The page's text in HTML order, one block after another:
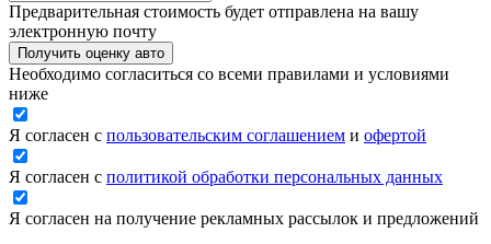
Предварительная стоимость будет отправлена на вашу
электронную почту
Получить оценку авто
Необходимо согласиться со всеми правилами и условиями
ниже
Я согласен с пользовательским соглашением и офертой
Я согласен с политикой обработки персональных данных
Я согласен на получение рекламных рассылок и предложений